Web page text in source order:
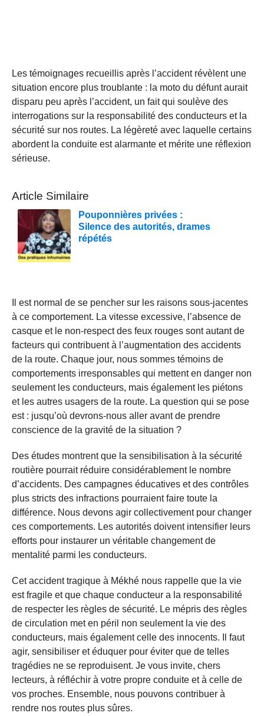
Les témoignages recueillis après l’accident révèlent une
situation encore plus troublante : la moto du défunt aurait
disparu peu après l’accident, un fait qui soulève des
interrogations sur la responsabilité des conducteurs et la
sécurité sur nos routes. La légèreté avec laquelle certains
abordent la conduite est alarmante et mérite une réflexion
sérieuse.
Article Similaire
Pouponnières privées :
Silence des autorités, drames
répétés
Il est normal de se pencher sur les raisons sous-jacentes
à ce comportement. La vitesse excessive, l’absence de
casque et le non-respect des feux rouges sont autant de
facteurs qui contribuent à l’augmentation des accidents
de la route. Chaque jour, nous sommes témoins de
comportements irresponsables qui mettent en danger non
seulement les conducteurs, mais également les piétons
et les autres usagers de la route. La question qui se pose
est : jusqu’où devrons-nous aller avant de prendre
conscience de la gravité de la situation ?
Des études montrent que la sensibilisation à la sécurité
routière pourrait réduire considérablement le nombre
d’accidents. Des campagnes éducatives et des contrôles
plus stricts des infractions pourraient faire toute la
différence. Nous devons agir collectivement pour changer
ces comportements. Les autorités doivent intensifier leurs
efforts pour instaurer un véritable changement de
mentalité parmi les conducteurs.
Cet accident tragique à Mékhé nous rappelle que la vie
est fragile et que chaque conducteur a la responsabilité
de respecter les règles de sécurité. Le mépris des règles
de circulation met en péril non seulement la vie des
conducteurs, mais également celle des innocents. Il faut
agir, sensibiliser et éduquer pour éviter que de telles
tragédies ne se reproduisent. Je vous invite, chers
lecteurs, à réfléchir à votre propre conduite et à celle de
vos proches. Ensemble, nous pouvons contribuer à
rendre nos routes plus sûres.